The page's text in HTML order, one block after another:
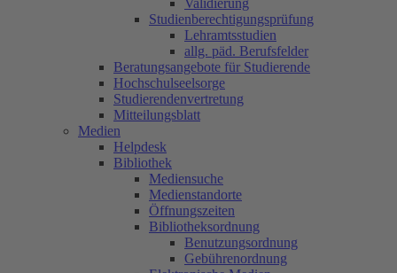
Validierung
Studienberechtigungsprüfung
Lehramtsstudien
allg. päd. Berufsfelder
Beratungsangebote für Studierende
Hochschulseelsorge
Studierendenvertretung
Mitteilungsblatt
Medien
Helpdesk
Bibliothek
Mediensuche
Medienstandorte
Öffnungszeiten
Bibliotheksordnung
Benutzungsordnung
Gebührenordnung